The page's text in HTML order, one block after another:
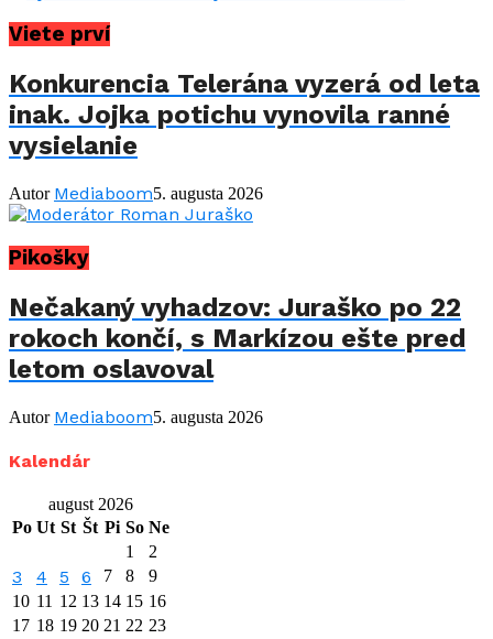
Viete prví
Konkurencia Telerána vyzerá od leta
inak. Jojka potichu vynovila ranné
vysielanie
Autor Mediaboom5. augusta 2026
Pikošky
Nečakaný vyhadzov: Juraško po 22
rokoch končí, s Markízou ešte pred
letom oslavoval
Autor Mediaboom5. augusta 2026
Kalendár
august 2026
Po Ut St Št Pi So Ne
1
2
3 4 5 6 7 8
9
10 11 12 13 14 15 16
17 18 19 20 21 22 23